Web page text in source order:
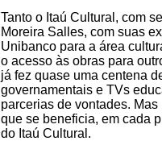
Tanto o Itaú Cultural, com
Moreira Salles, com suas
Unibanco para a área
o acesso às obras para
já fez quase uma centena
governamentais e TVs
parcerias de vontades.
que se beneficia, em cada
do Itaú Cultural.